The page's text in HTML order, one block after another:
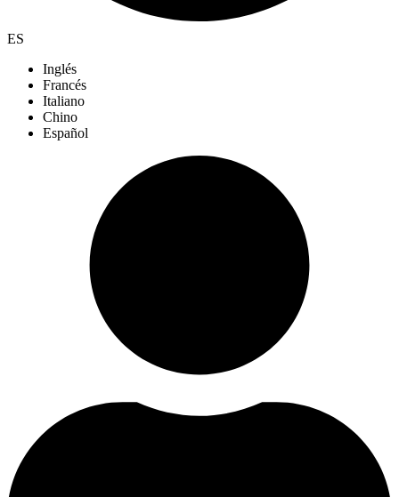
ES
Inglés
Francés
Italiano
Chino
Español